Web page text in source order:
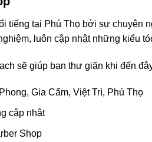
tiếng tại Phú Thọ bởi sự chuyên
luôn cập nhật những kiểu
sẽ giúp bạn thư giãn khi đến
Gia Cẩm, Việt Trì, Phú Thọ
cập nhật
Shop